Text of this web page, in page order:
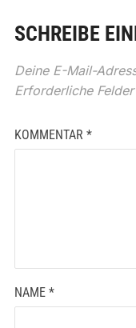
SCHREIBE
Deine E-Mail-
Erforderliche
KOMMENTAR *
NAME *